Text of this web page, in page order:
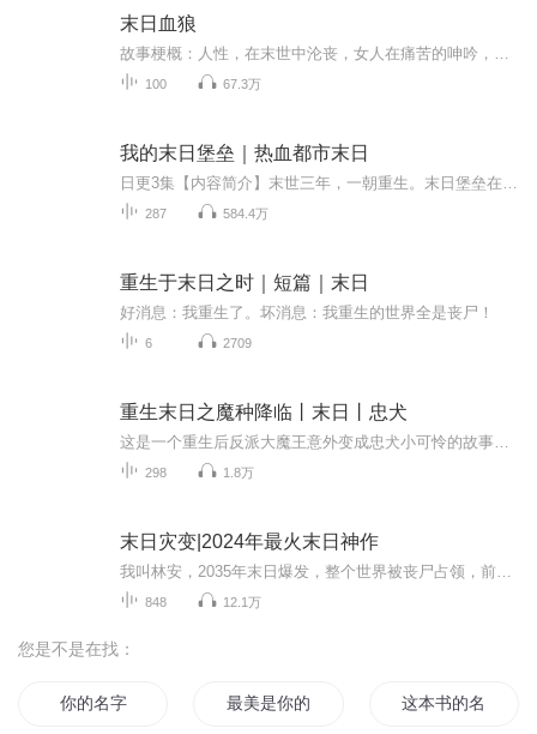
末日血狼
100 67.3万
我的末日堡垒｜热血都市末日
287 584.4万
重生于末日之时｜短篇｜末日
好消息：我重生了。坏消息：我重生的世界全是丧尸！
6 2709
重生末日之魔种降临丨末日丨忠犬
298 1.8万
末日灾变|2024年最火末日神作
848 12.1万
您是不是在找：
你的名字 最美是你的名字 这本书的名字叫